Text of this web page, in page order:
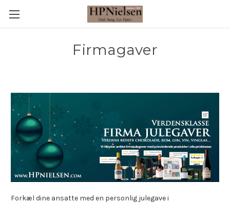
Firmagaver
Forkæl dine ansatte med en personlig julegave i